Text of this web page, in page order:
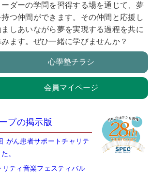
ーダーの学問を習得する場を通じて、夢
持つ仲間ができます。その仲間と応援し
ましあいながら夢を実現する過程を共に
みます。ぜひ一緒に学びませんか？
心學塾チラシ
会員マイページ
プの掲示版
がん患者サポートチャリテ
。
リティ音楽フェスティバル